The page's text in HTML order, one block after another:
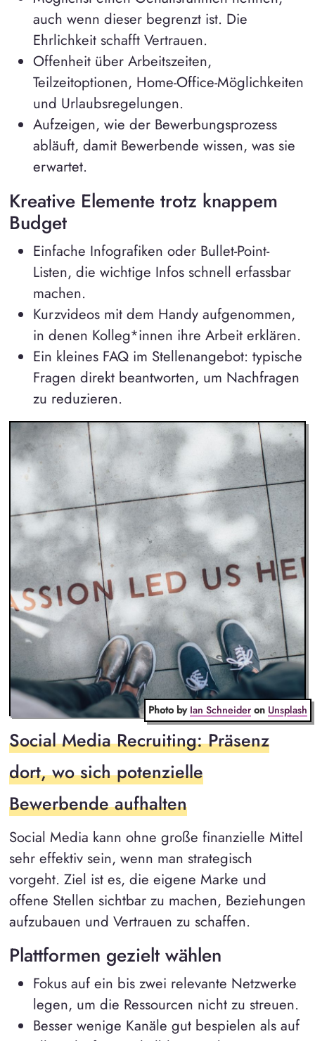
auch wenn dieser begrenzt ist. Die
Ehrlichkeit schafft Vertrauen.
Offenheit über Arbeitszeiten,
Teilzeitoptionen, Home-Office-Möglichkeiten
und Urlaubsregelungen.
Aufzeigen, wie der Bewerbungsprozess
abläuft, damit Bewerbende wissen, was sie
erwartet.
Kreative Elemente trotz knappem
Budget
Einfache Infografiken oder Bullet-Point-
Listen, die wichtige Infos schnell erfassbar
machen.
Kurzvideos mit dem Handy aufgenommen,
in denen Kolleg*innen ihre Arbeit erklären.
Ein kleines FAQ im Stellenangebot: typische
Fragen direkt beantworten, um Nachfragen
zu reduzieren.
Photo by Ian Schneider on Unsplash
Social Media Recruiting: Präsenz
dort, wo sich potenzielle
Bewerbende aufhalten
Social Media kann ohne große finanzielle Mittel
sehr effektiv sein, wenn man strategisch
vorgeht. Ziel ist es, die eigene Marke und
offene Stellen sichtbar zu machen, Beziehungen
aufzubauen und Vertrauen zu schaffen.
Plattformen gezielt wählen
Fokus auf ein bis zwei relevante Netzwerke
legen, um die Ressourcen nicht zu streuen.
Besser wenige Kanäle gut bespielen als auf